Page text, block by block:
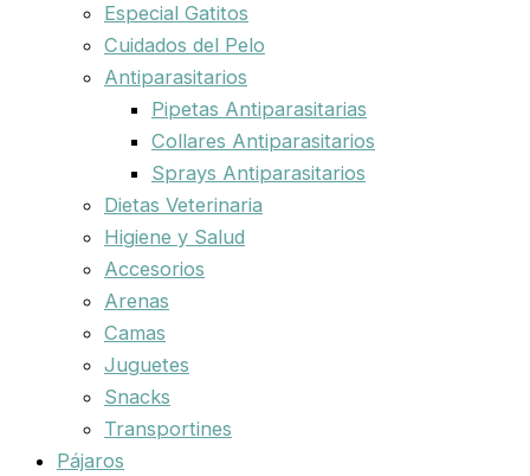
Especial Gatitos
Cuidados del Pelo
Antiparasitarios
Pipetas Antiparasitarias
Collares Antiparasitarios
Sprays Antiparasitarios
Dietas Veterinaria
Higiene y Salud
Accesorios
Arenas
Camas
Juguetes
Snacks
Transportines
Pájaros